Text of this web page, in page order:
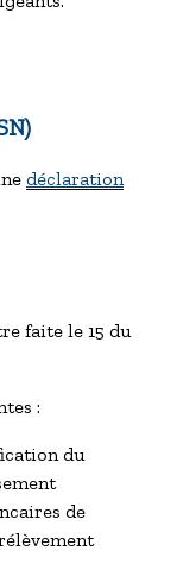
déclaration
faite le 15 du
:
du
de